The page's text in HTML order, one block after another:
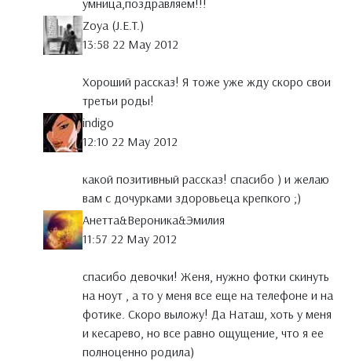
умница,поздравляем!!!
Zoya (J.E.T.)
13:58 22 May 2012
Хороший рассказ! Я тоже уже жду скоро свои
третьи роды!
indigo
12:10 22 May 2012
какой позитивный рассказ! спасибо ) и желаю
вам с дочурками здоровьеца крепкого ;)
Анетта&Вероника&Эмилия
11:57 22 May 2012
спасибо девочки! Женя, нужно фотки скинуть
на ноут , а то у меня все еще на телефоне и на
фотике. Скоро выложу! Да Наташ, хоть у меня
и кесарево, но все равно ощущение, что я ее
полноценно родила)